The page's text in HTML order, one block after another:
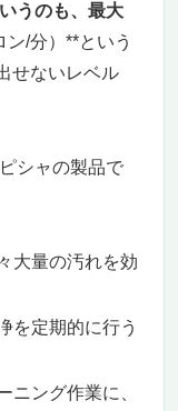
うのも、最大
/分）**という
せないレベル
シャの製品で
大量の汚れを効
を定期的に行う
ニング作業に、